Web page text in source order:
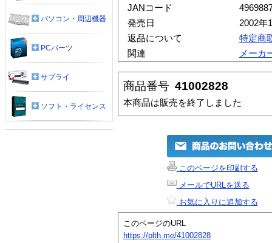
JANコード
発売日
2002年
返品について
特定商
関連
メーカ
商品番号 41002828
本商品は販売を終了しました
このページを印刷する
メールでURLを送る
お気に入りに追加する
このページのURL
https://plth.me/41002828
パソコン・周辺機器
PCパーツ
サプライ
ソフト・ライセンス